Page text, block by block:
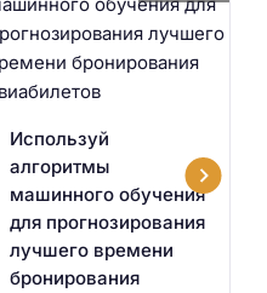
Используй
алгоритмы
машинного обучения
для прогнозирования
лучшего времени
бронирования